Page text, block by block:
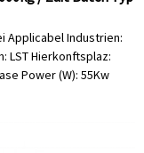
Applicabel Industrien:
LST Hierkonftsplaz:
Power (W): 55Kw